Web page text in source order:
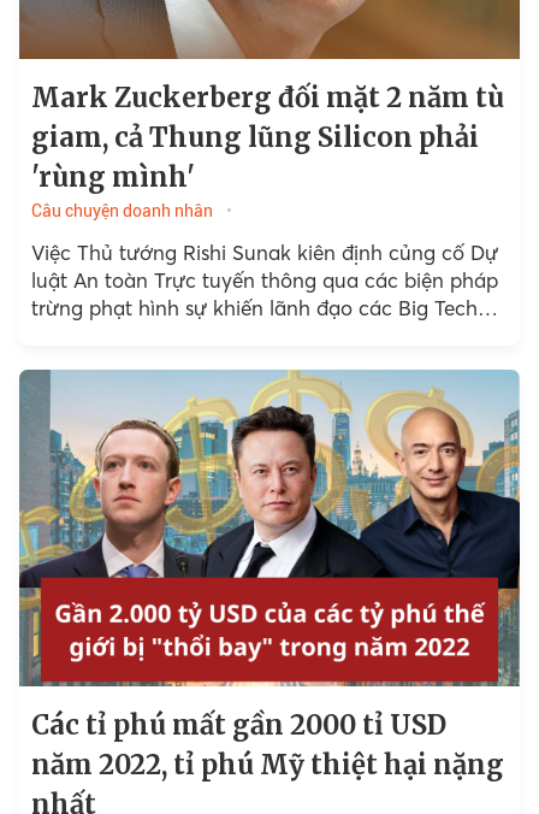
Mark Zuckerberg đối mặt 2 năm tù
giam, cả Thung lũng Silicon phải
'rùng mình'
Câu chuyện doanh nhân
Việc Thủ tướng Rishi Sunak kiên định củng cố Dự
luật An toàn Trực tuyến thông qua các biện pháp
trừng phạt hình sự khiến lãnh đạo các Big Tech
Các tỉ phú mất gần 2000 tỉ USD
năm 2022, tỉ phú Mỹ thiệt hại nặng
nhất